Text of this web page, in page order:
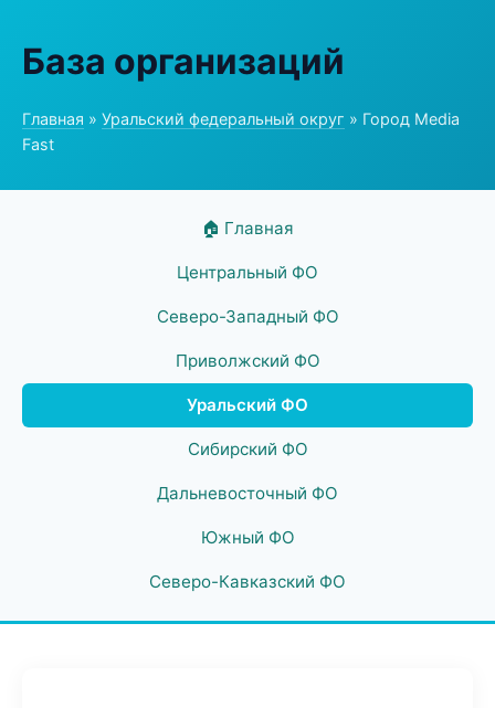
База организаций
Главная » Уральский федеральный округ » Город Media
Fast
🏠 Главная
Центральный ФО
Северо-Западный ФО
Приволжский ФО
Уральский ФО
Сибирский ФО
Дальневосточный ФО
Южный ФО
Северо-Кавказский ФО